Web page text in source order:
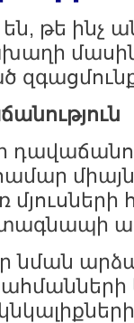
թե ինչ
մյուսների
նման